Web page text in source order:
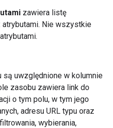
zawiera listę
Nie wszystkie
uwzględnione w kolumnie
zasobu zawiera link do
o tym polu, w tym jego
adresu URL typu oraz
wybierania,